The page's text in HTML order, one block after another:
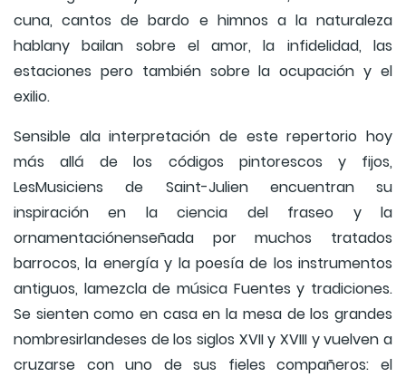
cuna, cantos de bardo e himnos a la naturaleza
hablany bailan sobre el amor, la infidelidad, las
estaciones pero también sobre la ocupación y el
exilio.
Sensible ala interpretación de este repertorio hoy
más allá de los códigos pintorescos y fijos,
LesMusiciens de Saint-Julien encuentran su
inspiración en la ciencia del fraseo y la
ornamentaciónenseñada por muchos tratados
barrocos, la energía y la poesía de los instrumentos
antiguos, lamezcla de música Fuentes y tradiciones.
Se sienten como en casa en la mesa de los grandes
nombresirlandeses de los siglos XVII y XVIII y vuelven a
cruzarse con uno de sus fieles compañeros: el